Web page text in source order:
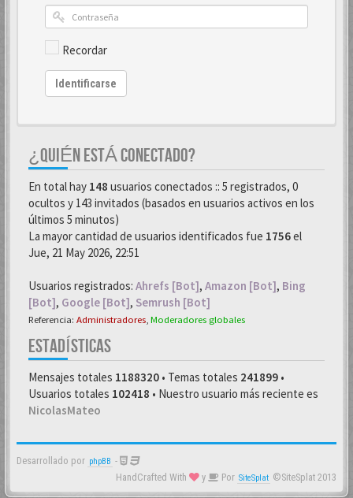
Recordar
Identificarse
¿QUIÉN ESTÁ CONECTADO?
En total hay 148 usuarios conectados :: 5 registrados, 0
ocultos y 143 invitados (basados en usuarios activos en los
últimos 5 minutos)
La mayor cantidad de usuarios identificados fue 1756el
Jue, 21 May 2026, 22:51
Usuarios registrados: Ahrefs [Bot], Amazon [Bot], Bing
[Bot], Google [Bot], Semrush [Bot]
Referencia: Administradores Moderadores globales
ESTADÍSTICAS
Mensajes totales 1188320 • Temas totales 241899 •
Usuarios totales 102418 • Nuestro usuario más reciente es
NicolasMateo
Desarrollado por phpBB -
HandCrafted With
y Por SiteSplat ©SiteSplat 2013